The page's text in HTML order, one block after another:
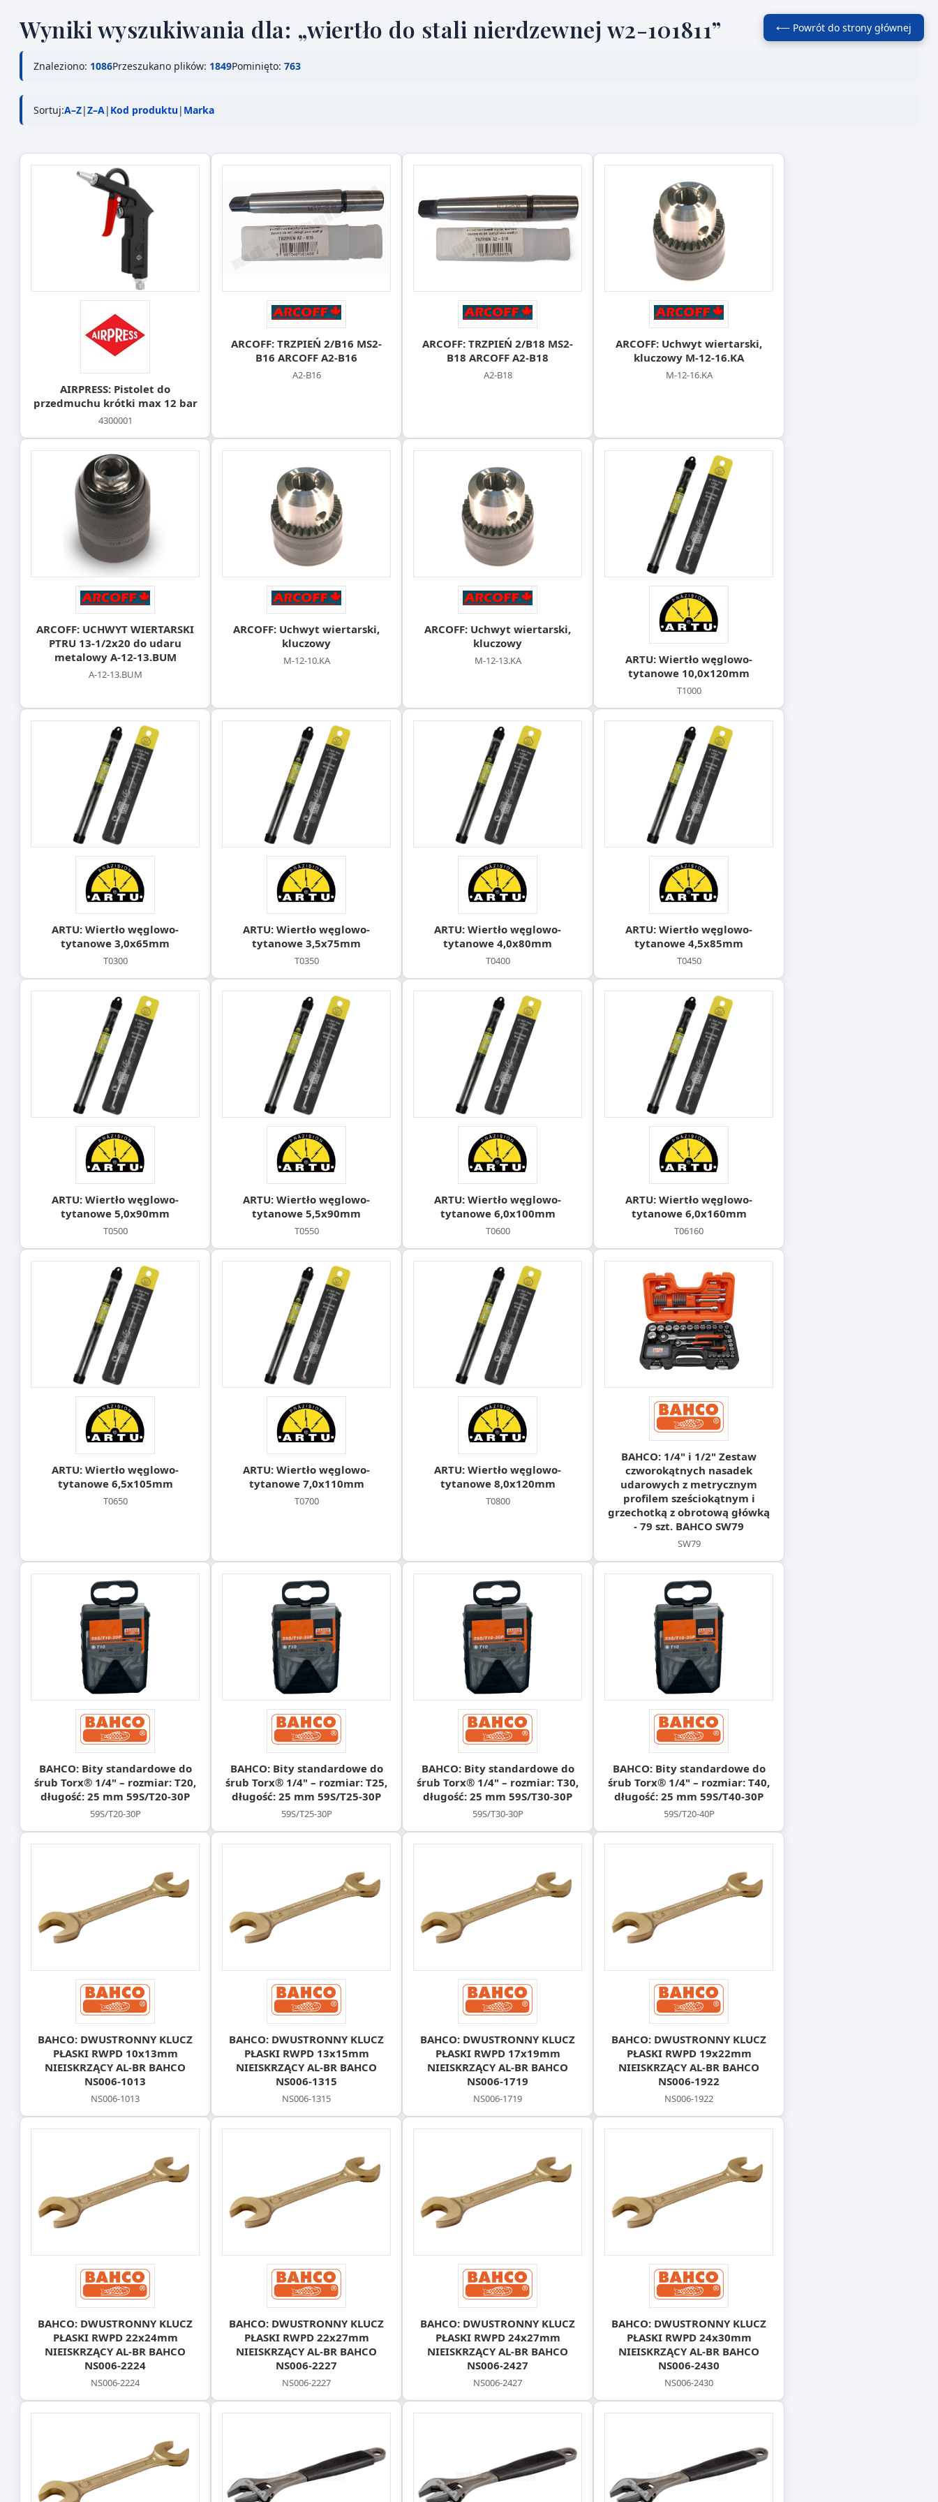
⟵ Powrót do strony głównej
Wyniki wyszukiwania dla: „wiertło do stali nierdzewnej w2-101811”
Znaleziono: 1086Przeszukano plików: 1849Pominięto: 763
Sortuj:A–Z|Z–A| Kod produktu| Marka
AIRPRESS: Pistolet do
przedmuchu krótki max 12 bar
4300001
ARCOFF: TRZPIEŃ 2/B16 MS2-
B16 ARCOFF A2-B16
A2-B16
ARCOFF: TRZPIEŃ 2/B18 MS2-
B18 ARCOFF A2-B18
A2-B18
ARCOFF: Uchwyt wiertarski,
kluczowy M-12-16.KA
M-12-16.KA
ARCOFF: UCHWYT WIERTARSKI
PTRU 13-1/2x20 do udaru
metalowy A-12-13.BUM
A-12-13.BUM
ARCOFF: Uchwyt wiertarski,
kluczowy
M-12-10.KA
ARCOFF: Uchwyt wiertarski,
kluczowy
M-12-13.KA
ARTU: Wiertło węglowo-
tytanowe 10,0x120mm
T1000
ARTU: Wiertło węglowo-
tytanowe 3,0x65mm
T0300
ARTU: Wiertło węglowo-
tytanowe 3,5x75mm
T0350
ARTU: Wiertło węglowo-
tytanowe 4,0x80mm
T0400
ARTU: Wiertło węglowo-
tytanowe 4,5x85mm
T0450
ARTU: Wiertło węglowo-
tytanowe 5,0x90mm
T0500
ARTU: Wiertło węglowo-
tytanowe 5,5x90mm
T0550
ARTU: Wiertło węglowo-
tytanowe 6,0x100mm
T0600
ARTU: Wiertło węglowo-
tytanowe 6,0x160mm
T06160
ARTU: Wiertło węglowo-
tytanowe 6,5x105mm
T0650
ARTU: Wiertło węglowo-
tytanowe 7,0x110mm
T0700
ARTU: Wiertło węglowo-
tytanowe 8,0x120mm
T0800
BAHCO: 1/4" i 1/2" Zestaw
czworokątnych nasadek
udarowych z metrycznym
profilem sześciokątnym i
grzechotką z obrotową główką
- 79 szt. BAHCO SW79
SW79
BAHCO: Bity standardowe do
śrub Torx® 1/4" – rozmiar: T20,
długość: 25 mm 59S/T20-30P
59S/T20-30P
BAHCO: Bity standardowe do
śrub Torx® 1/4" – rozmiar: T25,
długość: 25 mm 59S/T25-30P
59S/T25-30P
BAHCO: Bity standardowe do
śrub Torx® 1/4" – rozmiar: T30,
długość: 25 mm 59S/T30-30P
59S/T30-30P
BAHCO: Bity standardowe do
śrub Torx® 1/4" – rozmiar: T40,
długość: 25 mm 59S/T40-30P
59S/T20-40P
BAHCO: DWUSTRONNY KLUCZ
PŁASKI RWPD 10x13mm
NIEISKRZĄCY AL-BR BAHCO
NS006-1013
NS006-1013
BAHCO: DWUSTRONNY KLUCZ
PŁASKI RWPD 13x15mm
NIEISKRZĄCY AL-BR BAHCO
NS006-1315
NS006-1315
BAHCO: DWUSTRONNY KLUCZ
PŁASKI RWPD 17x19mm
NIEISKRZĄCY AL-BR BAHCO
NS006-1719
NS006-1719
BAHCO: DWUSTRONNY KLUCZ
PŁASKI RWPD 19x22mm
NIEISKRZĄCY AL-BR BAHCO
NS006-1922
NS006-1922
BAHCO: DWUSTRONNY KLUCZ
PŁASKI RWPD 22x24mm
NIEISKRZĄCY AL-BR BAHCO
NS006-2224
NS006-2224
BAHCO: DWUSTRONNY KLUCZ
PŁASKI RWPD 22x27mm
NIEISKRZĄCY AL-BR BAHCO
NS006-2227
NS006-2227
BAHCO: DWUSTRONNY KLUCZ
PŁASKI RWPD 24x27mm
NIEISKRZĄCY AL-BR BAHCO
NS006-2427
NS006-2427
BAHCO: DWUSTRONNY KLUCZ
PŁASKI RWPD 24x30mm
NIEISKRZĄCY AL-BR BAHCO
NS006-2430
NS006-2430